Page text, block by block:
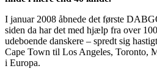
I januar 2008 åbnede det første
siden da har det med hjælp fra over
udeboende danskere – spredt sig
Cape Town til Los Angeles, Toronto,
i Europa.